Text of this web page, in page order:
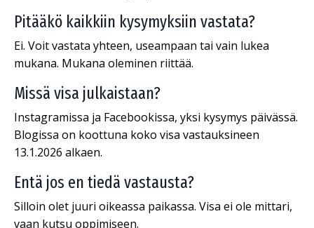
Pitääkö kaikkiin kysymyksiin vastata?
Ei. Voit vastata yhteen, useampaan tai vain lukea
mukana. Mukana oleminen riittää.
Missä visa julkaistaan?
Instagramissa ja Facebookissa, yksi kysymys päivässä.
Blogissa on koottuna koko visa vastauksineen
13.1.2026 alkaen.
Entä jos en tiedä vastausta?
Silloin olet juuri oikeassa paikassa. Visa ei ole mittari,
vaan kutsu oppimiseen.